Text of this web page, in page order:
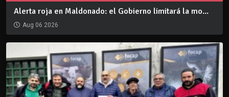
Alerta roja en Maldonado: el Gobierno limitará la mo...
Aug 06 2026